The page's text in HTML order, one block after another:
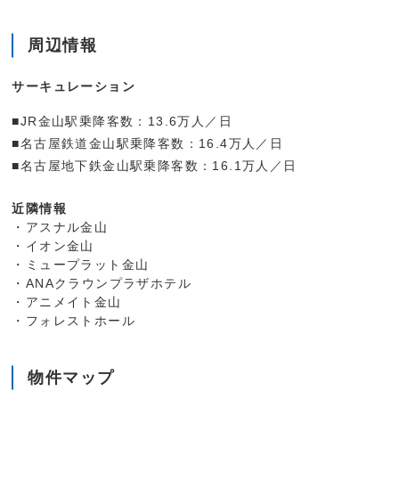
周辺情報
サーキュレーション
■JR金山駅乗降客数：13.6万人／日
■名古屋鉄道金山駅乗降客数：16.4万人／日
■名古屋地下鉄金山駅乗降客数：16.1万人／日
近隣情報
・アスナル金山
・イオン金山
・ミュープラット金山
・ANAクラウンプラザホテル
・アニメイト金山
・フォレストホール
物件マップ